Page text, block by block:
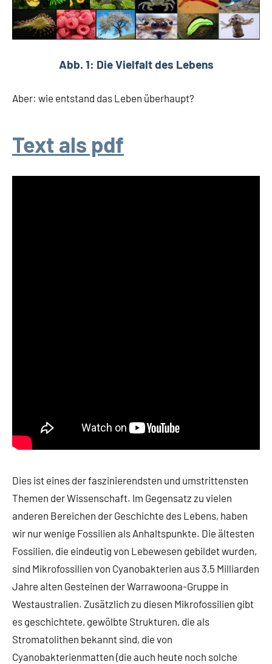
Abb. 1: Die Vielfalt des Lebens
Aber: wie entstand das Leben überhaupt?
Text als pdf
Dies ist eines der faszinierendsten und umstrittensten
Themen der Wissenschaft. Im Gegensatz zu vielen
anderen Bereichen der Geschichte des Lebens, haben
wir nur wenige Fossilien als Anhaltspunkte. Die ältesten
Fossilien, die eindeutig von Lebewesen gebildet wurden,
sind Mikrofossilien von Cyanobakterien aus 3,5 Milliarden
Jahre alten Gesteinen der Warrawoona-Gruppe in
Westaustralien. Zusätzlich zu diesen Mikrofossilien gibt
es geschichtete, gewölbte Strukturen, die als
Stromatolithen bekannt sind, die von
Cyanobakterienmatten (die auch heute noch solche